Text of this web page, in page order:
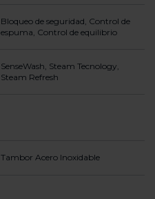
Bloqueo de seguridad, Control de
espuma, Control de equilibrio
SenseWash, Steam Tecnology,
Steam Refresh
Tambor Acero Inoxidable